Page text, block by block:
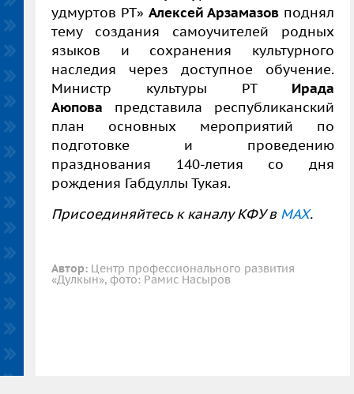
удмуртов РТ» Алексей Арзамазов поднял
тему создания самоучителей родных
языков и сохранения культурного
наследия через доступное обучение.
Министр культуры РТ Ирада
Аюпова представила республиканский
план основных мероприятий по
подготовке и проведению
празднования 140-летия со дня
рождения Габдуллы Тукая.
Присоединяйтесь к каналу КФУ в MAX.
Автор: Центр профессионального развития
«Дулкын», фото: Рамис Насыров